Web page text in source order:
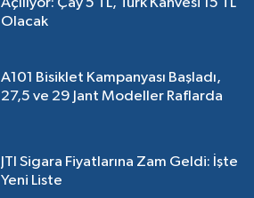
Olacak
A101 Bisiklet Kampanyası Başladı,
27,5 ve 29 Jant Modeller Raflarda
JTI Sigara Fiyatlarına Zam Geldi: İşte
Yeni Liste